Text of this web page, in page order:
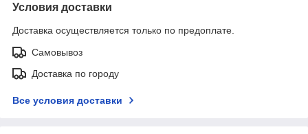
Условия доставки
Доставка осуществляется только по предоплате.
Самовывоз
Доставка по городу
Все условия доставки